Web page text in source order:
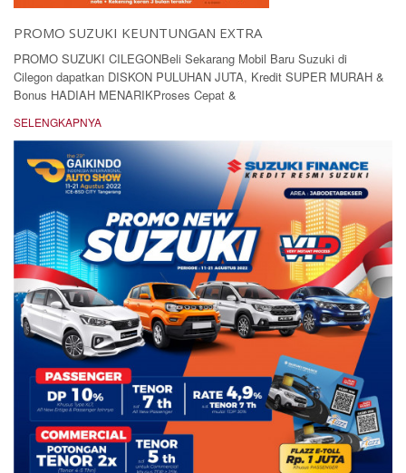
PROMO SUZUKI KEUNTUNGAN EXTRA
PROMO SUZUKI CILEGONBeli Sekarang Mobil Baru Suzuki di
Cilegon dapatkan DISKON PULUHAN JUTA, Kredit SUPER MURAH &
Bonus HADIAH MENARIKProses Cepat &
SELENGKAPNYA